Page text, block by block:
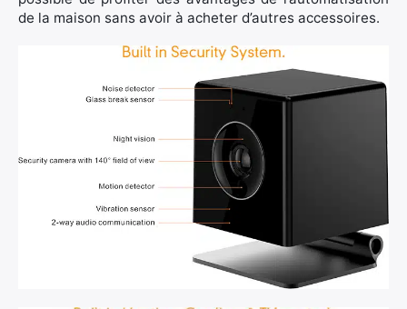
de la maison sans avoir à acheter d’autres accessoires.